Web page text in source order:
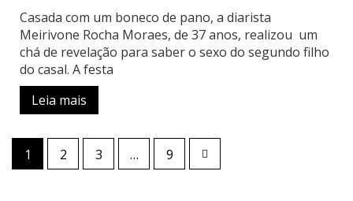
Casada com um boneco de pano, a diarista
Meirivone Rocha Moraes, de 37 anos, realizou um
chá de revelação para saber o sexo do segundo filho
do casal. A festa
Leia mais
Paginação
de
1 2 3 … 9